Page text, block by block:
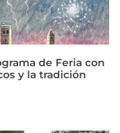
de Feria con
y la tradición